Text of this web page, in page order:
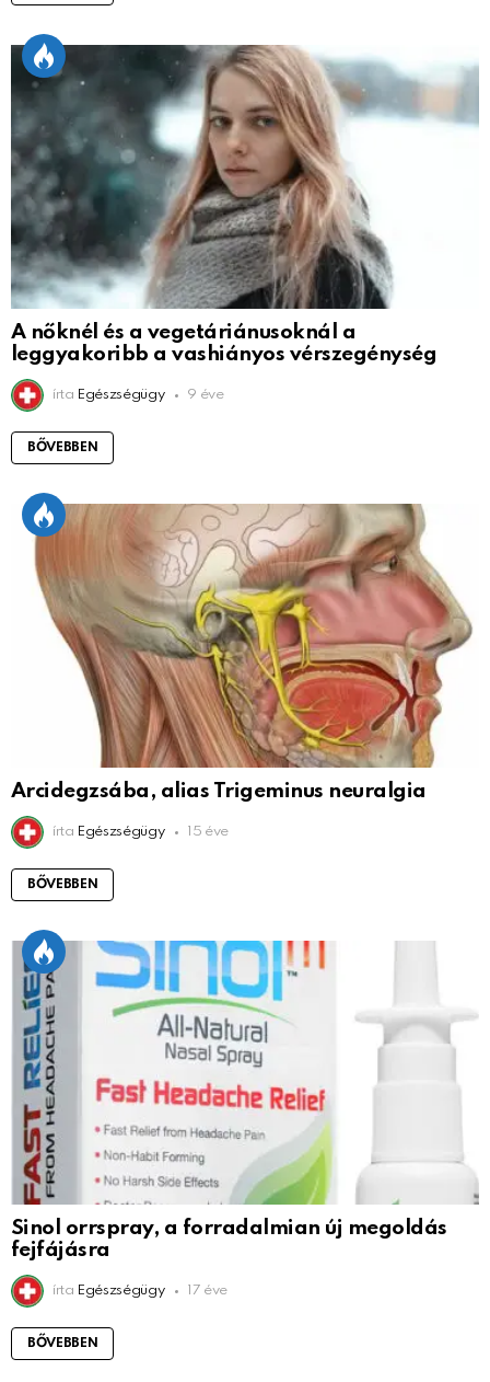
A nőknél és a vegetáriánusoknál a
leggyakoribb a vashiányos vérszegénység
írta Egészségügy 9 éve
BŐVEBBEN
Arcidegzsába, alias Trigeminus neuralgia
írta Egészségügy 15 éve
BŐVEBBEN
Sinol orrspray, a forradalmian új megoldás
fejfájásra
írta Egészségügy 17 éve
BŐVEBBEN